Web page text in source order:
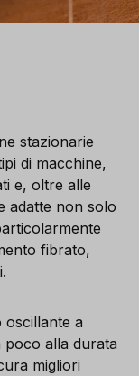
stazionarie
di macchine,
e, oltre alle
adatte non solo
fibrato,
a
alla durata
migliori